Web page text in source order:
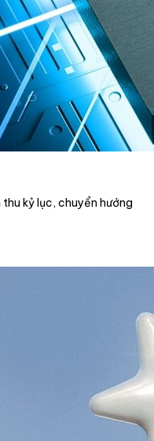
kỷ lục, chuyển hướng